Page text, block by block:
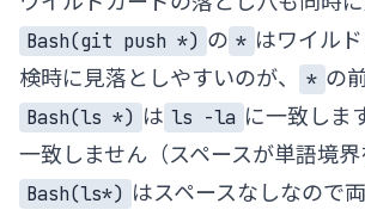
Bash(git push *) の * はワイル
検時に見落としやすいのが、
* の
Bash(ls *) は ls -la に一致しま
一致しません（スペースが単語境界
Bash(ls*) はスペースなしなので